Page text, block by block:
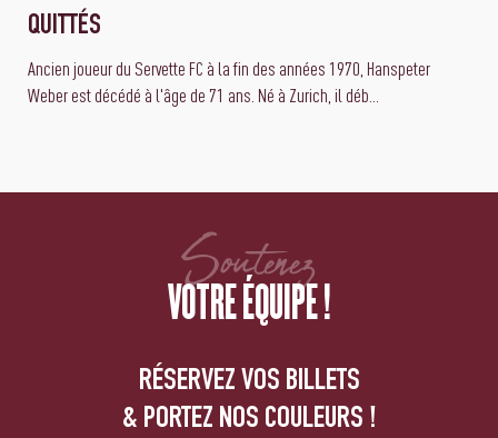
QUITTÉS
Ancien joueur du Servette FC à la fin des années 1970, Hanspeter
Weber est décédé à l'âge de 71 ans. Né à Zurich, il déb...
Soutenez
VOTRE ÉQUIPE !
RÉSERVEZ VOS BILLETS
& PORTEZ NOS COULEURS !